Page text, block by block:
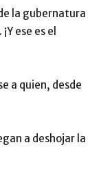
la gubernatura
ese es el
a quien, desde
a deshojar la